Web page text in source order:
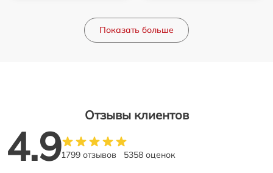
Показать больше
Отзывы клиентов
4.91799 отзывов 5358 оценок